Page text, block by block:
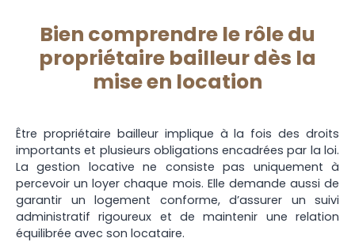
Bien comprendre le rôle du
propriétaire bailleur dès la
mise en location
Être propriétaire bailleur implique à la fois des droits
importants et plusieurs obligations encadrées par la loi.
La gestion locative ne consiste pas uniquement à
percevoir un loyer chaque mois. Elle demande aussi de
garantir un logement conforme, d’assurer un suivi
administratif rigoureux et de maintenir une relation
équilibrée avec son locataire.